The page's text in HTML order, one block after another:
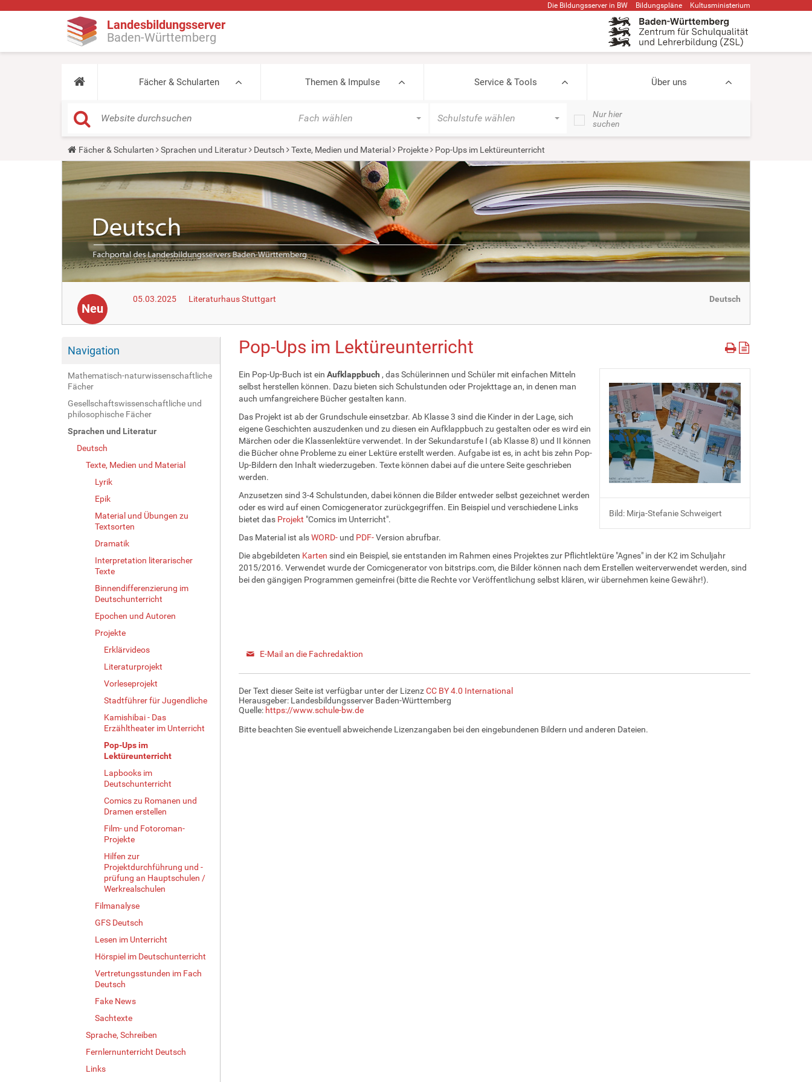
Die Bildungsserver in BW Bildungspläne Kultusministerium
Landesbildungsserver
Baden-Württemberg
Fächer & Schularten Themen & Impulse Service & Tools Über uns
Fach wählen Schulstufe wählen
Nur hier
suchen
Y
o
a
r
e
Fächer & Schularten Sprachen und Literatur Deutsch Texte, Medien und Material Projekte Pop-Ups im Lektüreunterricht
Neu
05.03.2025 Literaturhaus Stuttgart Deutsch
Navigation
Mathematisch-naturwissenschaftliche
Fächer
Gesellschaftswissenschaftliche und
philosophische Fächer
Sprachen und Literatur
Deutsch
Texte, Medien und Material
Lyrik
Epik
Material und Übungen zu
Textsorten
Dramatik
Interpretation literarischer
Texte
Binnendifferenzierung im
Deutschunterricht
Epochen und Autoren
Projekte
Erklärvideos
Literaturprojekt
Vorleseprojekt
Stadtführer für Jugendliche
Kamishibai - Das
Erzähltheater im Unterricht
Pop-Ups im
Lektüreunterricht
Lapbooks im
Deutschunterricht
Comics zu Romanen und
Dramen erstellen
Film- und Fotoroman-
Projekte
Hilfen zur
Projektdurchführung und -
prüfung an Hauptschulen /
Werkrealschulen
Filmanalyse
GFS Deutsch
Lesen im Unterricht
Hörspiel im Deutschunterricht
Vertretungsstunden im Fach
Deutsch
Fake News
Sachtexte
Sprache, Schreiben
Fernlernunterricht Deutsch
Links
Pop-Ups im Lektüreunterricht
Bild: Mirja-Stefanie Schweigert
Ein Pop-Up-Buch ist ein Aufklappbuch , das Schülerinnen und Schüler mit einfachen Mitteln
selbst herstellen können. Dazu bieten sich Schulstunden oder Projekttage an, in denen man
auch umfangreichere Bücher gestalten kann.
Das Projekt ist ab der Grundschule einsetzbar. Ab Klasse 3 sind die Kinder in der Lage, sich
eigene Geschichten auszudenken und zu diesen ein Aufklappbuch zu gestalten oder es wird ein
Märchen oder die Klassenlektüre verwendet. In der Sekundarstufe I (ab Klasse 8) und II können
die Bücher ohne Probleme zu einer Lektüre erstellt werden. Aufgabe ist es, in acht bis zehn Pop-
Up-Bildern den Inhalt wiederzugeben. Texte können dabei auf die untere Seite geschrieben
werden.
Anzusetzen sind 3-4 Schulstunden, dabei können die Bilder entweder selbst gezeichnet werden
oder es wird auf einen Comicgenerator zurückgegriffen. Ein Beispiel und verschiedene Links
bietet das Projekt "Comics im Unterricht".
Das Material ist alsWORD-und PDF-Version abrufbar.
Die abgebildeten Karten sind ein Beispiel, sie entstanden im Rahmen eines Projektes zur Pflichtlektüre "Agnes" in der K2 im Schuljahr
2015/2016. Verwendet wurde der Comicgenerator von bitstrips.com, die Bilder können nach dem Erstellen weiterverwendet werden, sind
bei den gängigen Programmen gemeinfrei (bitte die Rechte vor Veröffentlichung selbst klären, wir übernehmen keine Gewähr!).
E-Mail an die Fachredaktion
Der Text dieser Seite ist verfügbar unter der LizenzCC BY 4.0 International
Herausgeber: Landesbildungsserver Baden-Württemberg
Quelle: https://www.schule-bw.de
Bitte beachten Sie eventuell abweichende Lizenzangaben bei den eingebundenen Bildern und anderen Dateien.